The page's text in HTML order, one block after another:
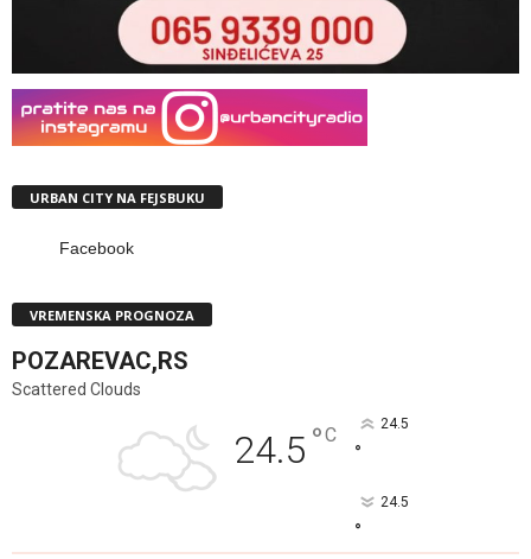
URBAN CITY NA FEJSBUKU
Facebook
VREMENSKA PROGNOZA
POZAREVAC,RS
Scattered Clouds
24.5 °C 24.5
°
24.5
°